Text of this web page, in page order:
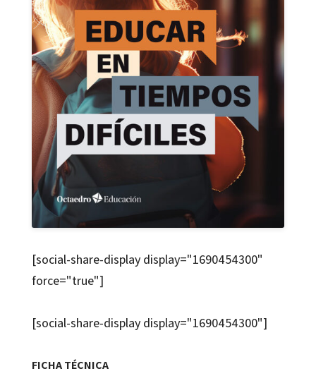
[social-share-display display="1690454300"
force="true"]
[social-share-display display="1690454300"]
FICHA TÉCNICA